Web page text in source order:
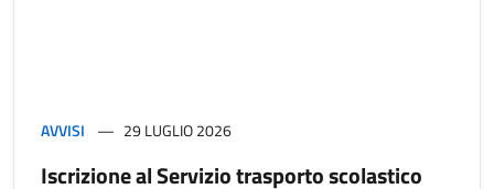
AVVISI 29 LUGLIO 2026
Iscrizione al Servizio trasporto scolastico